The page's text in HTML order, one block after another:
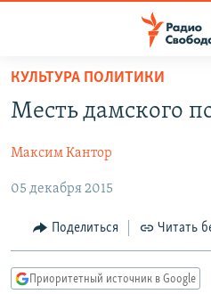
упрощенного
доступа
содержанию
Вернутся
главной
навигации
ПОДКАСТЫ
АВТОРСКИЕ ПРОЕКТЫ
ЦИТАТЫ СВОБОДЫ
МНЕНИЯ
КУЛЬТУРА
IDEL.РЕАЛИИ
КУЛЬТУРА ПОЛИТИКИ
Месть дамского
Максим Кантор
05 декабря 2015
Поделиться Читать
Приоритетный источник в Google